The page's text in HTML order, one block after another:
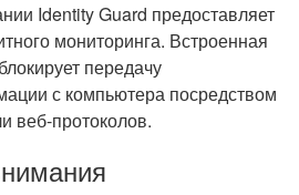
Identity Guard предоставляет
мониторинга. Встроенная
передачу
с компьютера посредством
веб-протоколов.